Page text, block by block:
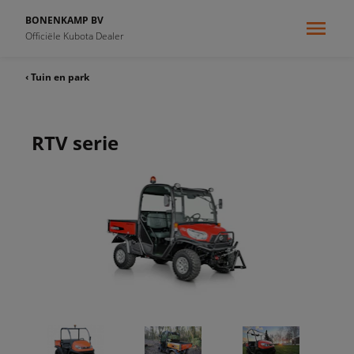
BONENKAMP BV
Officiële Kubota Dealer
‹ Tuin en park
RTV serie